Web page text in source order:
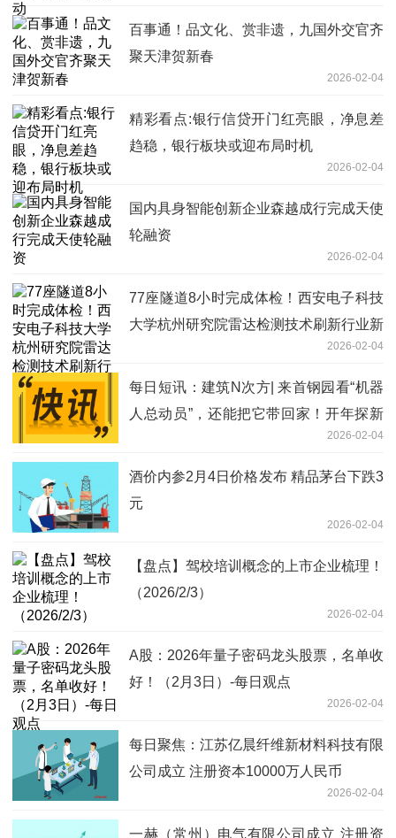
百事通！品文化、赏非遗，九国外交官齐
聚天津贺新春
2026-02-04
精彩看点:银行信贷开门红亮眼，净息差
趋稳，银行板块或迎布局时机
2026-02-04
国内具身智能创新企业森越成行完成天使
轮融资
2026-02-04
77座隧道8小时完成体检！西安电子科技
大学杭州研究院雷达检测技术刷新行业新
2026-02-04
每日短讯：建筑N次方| 来首钢园看“机器
人总动员”，还能把它带回家！开年探新
2026-02-04
酒价内参2月4日价格发布 精品茅台下跌3
元
2026-02-04
【盘点】驾校培训概念的上市企业梳理！
（2026/2/3）
2026-02-04
A股：2026年量子密码龙头股票，名单收
好！（2月3日）-每日观点
2026-02-04
每日聚焦：江苏亿晨纤维新材料科技有限
公司成立 注册资本10000万人民币
2026-02-04
一赫（常州）电气有限公司成立 注册资